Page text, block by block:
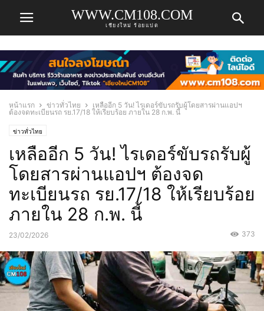
WWW.CM108.COM
เชียงใหม่ ร้อยแปด
หน้าแรก ข่าวทั่วไทย
เหลืออีก 5 วัน! ไรเดอร์ขับรถรับผู้โดยสารผ่านแอปฯ
ต้องจดทะเบียนรถ รย.17/18 ให้เรียบร้อย ภายใน 28 ก.พ. นี้
ข่าวทั่วไทย
เหลืออีก 5 วัน! ไรเดอร์ขับรถรับผู้
โดยสารผ่านแอปฯ ต้องจด
ทะเบียนรถ รย.17/18 ให้เรียบร้อย
ภายใน 28 ก.พ. นี้
23/02/2026 373